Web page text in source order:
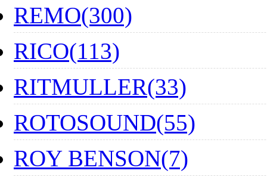
REMO(300)
RICO(113)
RITMULLER(33)
ROTOSOUND(55)
ROY BENSON(7)